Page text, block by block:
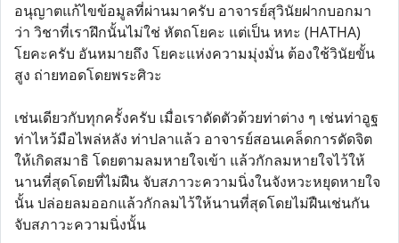
อนุญาตแก้ไขข้อมูลที่ผ่านมาครับ อาจารย์สุวินัยฝากบอกมา
ว่า วิชาที่เราฝึกนั้นไม่ใช่ หัตถโยคะ แต่เป็น หทะ (HATHA)
โยคะครับ อันหมายถึง โยคะแห่งความมุ่งมั่น ต้องใช้วินัยขั้น
สูง ถ่ายทอดโดยพระศิวะ
เช่นเดียวกับทุกครั้งครับ เมื่อเราดัดตัวด้วยท่าต่าง ๆ เช่นท่าอูฐ
ท่าไหว้มือไพล่หลัง ท่าปลาแล้ว อาจารย์สอนเคล็ดการดัดจิต
ให้เกิดสมาธิ โดยตามลมหายใจเข้า แล้วกักลมหายใจไว้ให้
นานที่สุดโดยที่ไม่ฝืน จับสภาวะความนิ่งในจังหวะหยุดหายใจ
นั้น ปล่อยลมออกแล้วกักลมไว้ให้นานที่สุดโดยไม่ฝืนเช่นกัน
จับสภาวะความนิ่งนั้น